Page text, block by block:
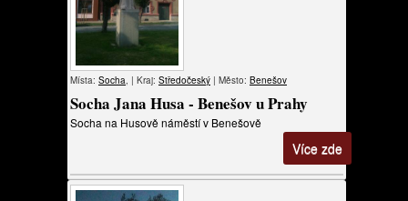
Místa: Socha, | Kraj: Středočeský | Město: Benešov
Socha Jana Husa - Benešov u Prahy
Socha na Husově náměstí v Benešově
Více zde